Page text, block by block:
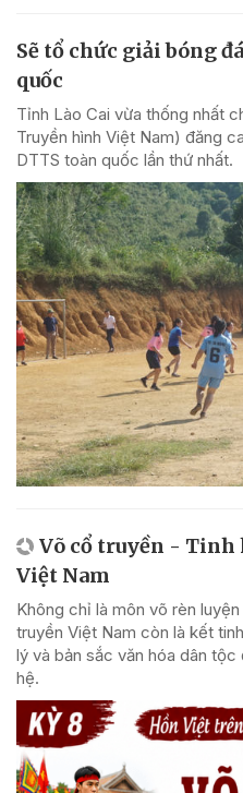
Sẽ tổ chức giải bóng
quốc
Tỉnh Lào Cai vừa thống nhất
Truyền hình Việt Nam) đăng
DTTS toàn quốc lần thứ nhất.
Võ cổ truyền - Tinh
Việt Nam
Không chỉ là môn võ rèn
truyền Việt Nam còn là kết
lý và bản sắc văn hóa dân
hệ.